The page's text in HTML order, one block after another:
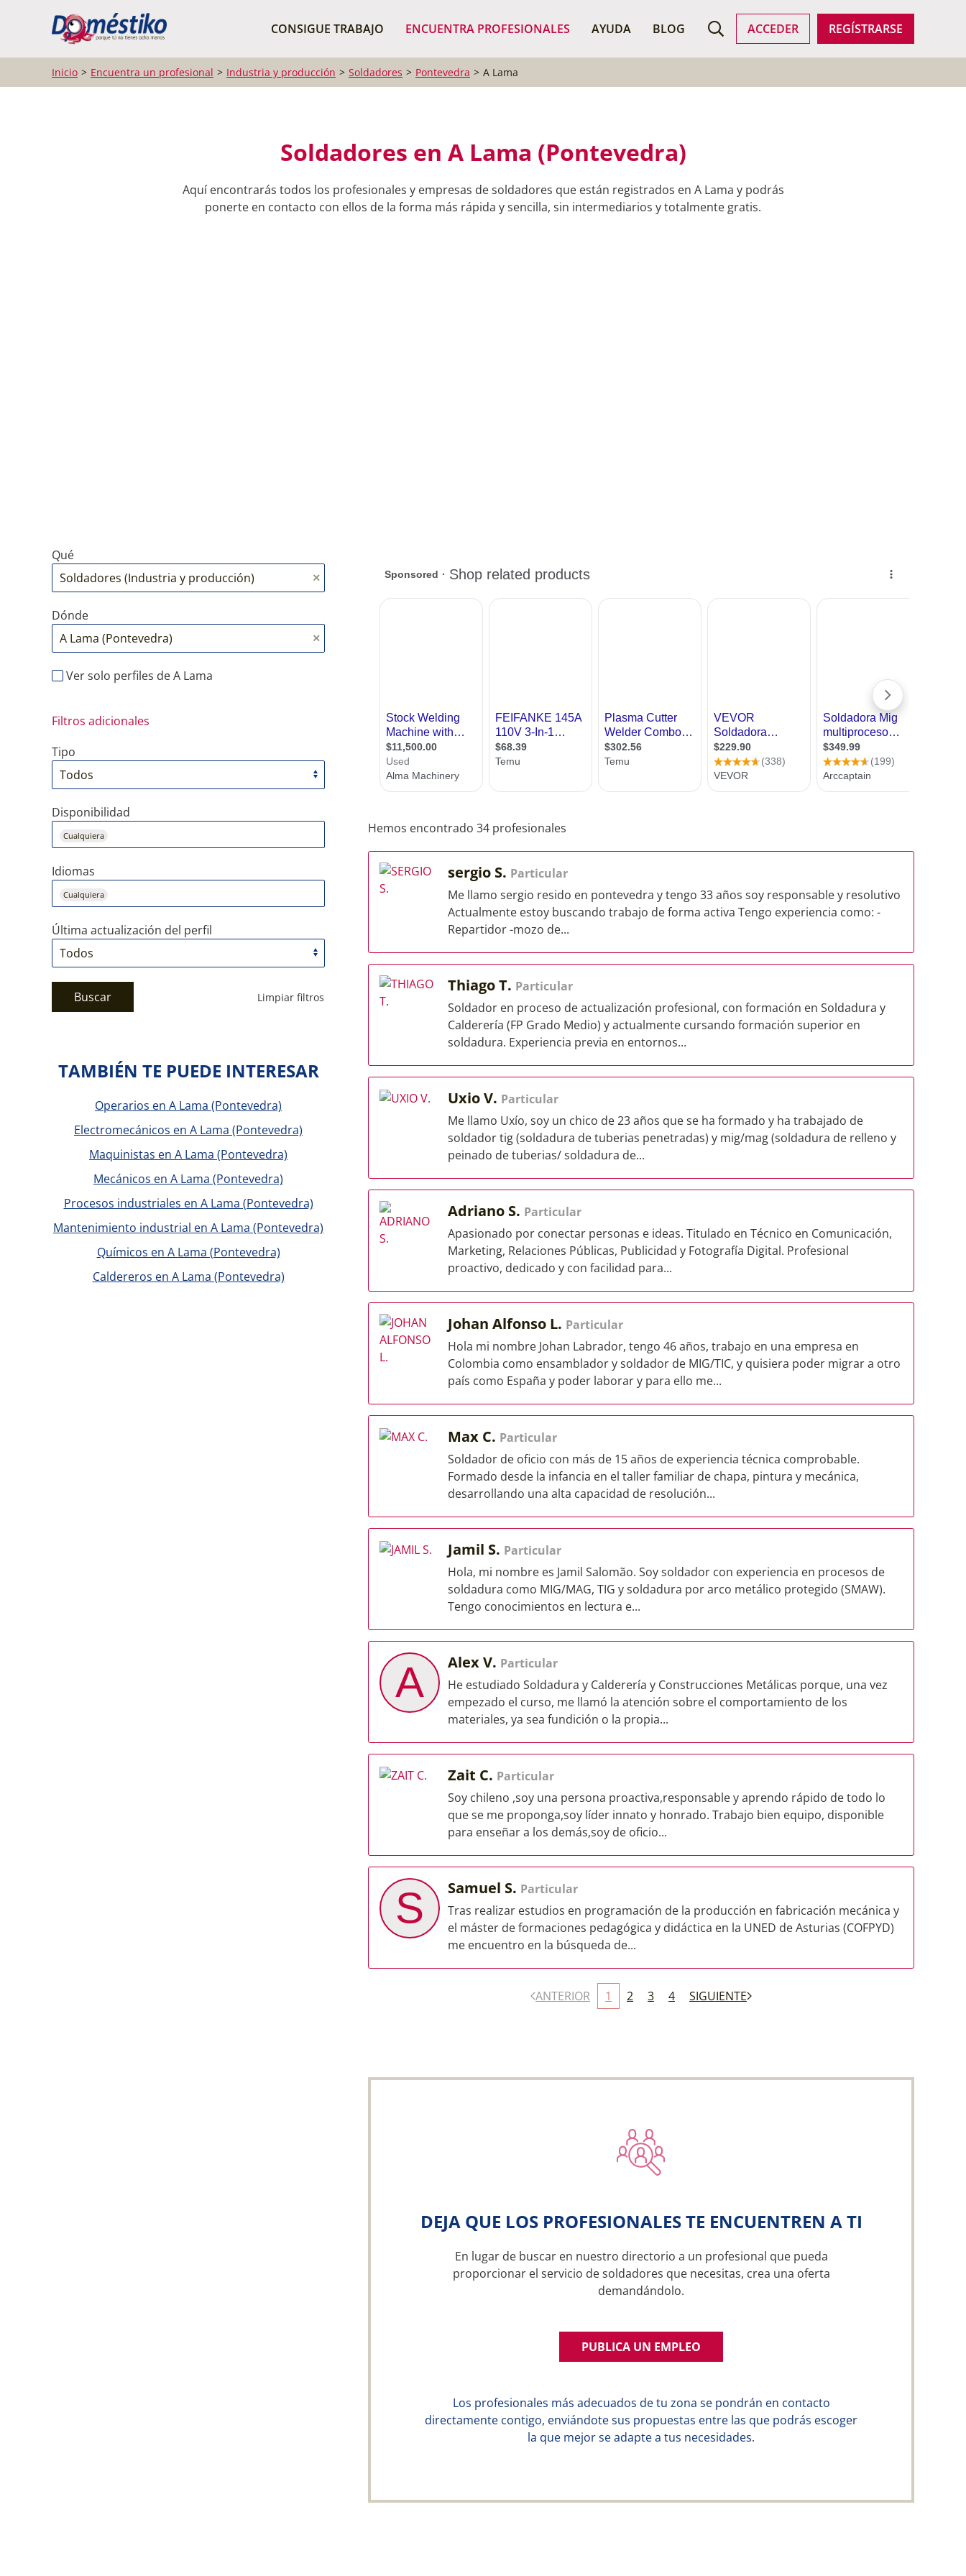
CONSIGUE TRABAJO ENCUENTRA PROFESIONALES AYUDA BLOG ACCEDER REGÍSTRARSE
BUSCAR PROFESIONALES
Inicio Encuentra un profesional Industria y producción Soldadores Pontevedra A Lama
Soldadores en A Lama (Pontevedra)
Aquí encontrarás todos los profesionales y empresas de soldadores que están registrados en A Lama y podrás
ponerte en contacto con ellos de la forma más rápida y sencilla, sin intermediarios y totalmente gratis.
Qué
Dónde
Ver solo perfiles de A Lama
Filtros adicionales
Tipo
Disponibilidad
Cualquiera
Idiomas
Cualquiera
Última actualización del perfil
Buscar Limpiar filtros
Hemos encontrado 34 profesionales
sergio S. Particular
Me llamo sergio resido en pontevedra y tengo 33 años soy responsable y resolutivo
Actualmente estoy buscando trabajo de forma activa Tengo experiencia como: -
Repartidor -mozo de...
Thiago T. Particular
Soldador en proceso de actualización profesional, con formación en Soldadura y
Calderería (FP Grado Medio) y actualmente cursando formación superior en
soldadura. Experiencia previa en entornos...
Uxio V. Particular
Me llamo Uxío, soy un chico de 23 años que se ha formado y ha trabajado de
soldador tig (soldadura de tuberias penetradas) y mig/mag (soldadura de relleno y
peinado de tuberias/ soldadura de...
Adriano S. Particular
Apasionado por conectar personas e ideas. Titulado en Técnico en Comunicación,
Marketing, Relaciones Públicas, Publicidad y Fotografía Digital. Profesional
proactivo, dedicado y con facilidad para...
Johan Alfonso L. Particular
Hola mi nombre Johan Labrador, tengo 46 años, trabajo en una empresa en
Colombia como ensamblador y soldador de MIG/TIC, y quisiera poder migrar a otro
país como España y poder laborar y para ello me...
Max C. Particular
Soldador de oficio con más de 15 años de experiencia técnica comprobable.
Formado desde la infancia en el taller familiar de chapa, pintura y mecánica,
desarrollando una alta capacidad de resolución...
Jamil S. Particular
Hola, mi nombre es Jamil Salomão. Soy soldador con experiencia en procesos de
soldadura como MIG/MAG, TIG y soldadura por arco metálico protegido (SMAW).
Tengo conocimientos en lectura e...
A Alex V. Particular
He estudiado Soldadura y Calderería y Construcciones Metálicas porque, una vez
empezado el curso, me llamó la atención sobre el comportamiento de los
materiales, ya sea fundición o la propia...
Zait C. Particular
Soy chileno ,soy una persona proactiva,responsable y aprendo rápido de todo lo
que se me proponga,soy líder innato y honrado. Trabajo bien equipo, disponible
para enseñar a los demás,soy de oficio...
S Samuel S. Particular
Tras realizar estudios en programación de la producción en fabricación mecánica y
el máster de formaciones pedagógica y didáctica en la UNED de Asturias (COFPYD)
me encuentro en la búsqueda de...
ANTERIOR 1 2 3 4 SIGUIENTE
DEJA QUE LOS PROFESIONALES TE ENCUENTREN A TI
En lugar de buscar en nuestro directorio a un profesional que pueda
proporcionar el servicio de soldadores que necesitas, crea una oferta
demandándolo.
PUBLICA UN EMPLEO
Los profesionales más adecuados de tu zona se pondrán en contacto
directamente contigo, enviándote sus propuestas entre las que podrás escoger
la que mejor se adapte a tus necesidades.
TAMBIÉN TE PUEDE INTERESAR
Operarios en A Lama (Pontevedra)
Electromecánicos en A Lama (Pontevedra)
Maquinistas en A Lama (Pontevedra)
Mecánicos en A Lama (Pontevedra)
Procesos industriales en A Lama (Pontevedra)
Mantenimiento industrial en A Lama (Pontevedra)
Químicos en A Lama (Pontevedra)
Caldereros en A Lama (Pontevedra)